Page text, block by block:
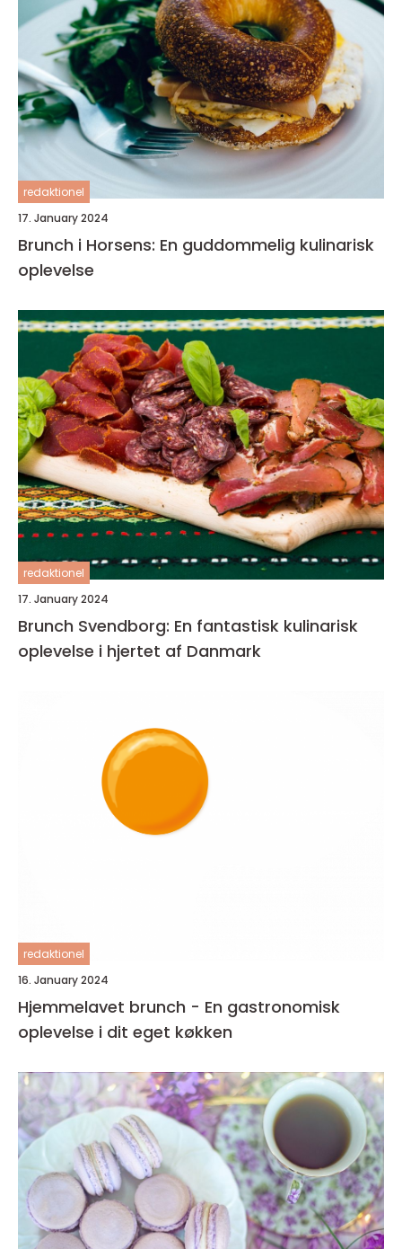
redaktionel
17. January 2024
Brunch i Horsens: En guddommelig kulinarisk
oplevelse
redaktionel
17. January 2024
Brunch Svendborg: En fantastisk kulinarisk
oplevelse i hjertet af Danmark
redaktionel
16. January 2024
Hjemmelavet brunch - En gastronomisk
oplevelse i dit eget køkken